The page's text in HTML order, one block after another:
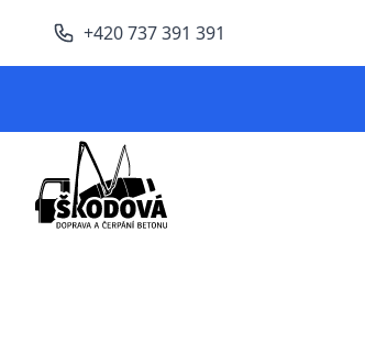
+420 737 391 391
ŠKODOVÁ s.r.o.